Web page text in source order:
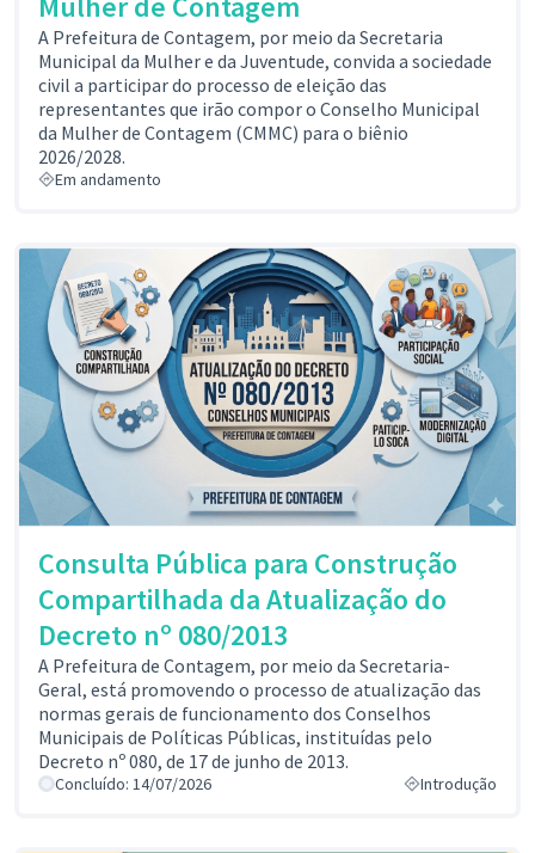
A Prefeitura de Contagem, por meio da Secretaria
Municipal da Mulher e da Juventude, convida a sociedade
civil a participar do processo de eleição das
representantes que irão compor o Conselho Municipal
da Mulher de Contagem (CMMC) para o biênio
2026/2028.
Em andamento
Consulta Pública para Construção
Compartilhada da Atualização do
Decreto nº 080/2013
A Prefeitura de Contagem, por meio da Secretaria-
Geral, está promovendo o processo de atualização das
normas gerais de funcionamento dos Conselhos
Municipais de Políticas Públicas, instituídas pelo
Decreto nº 080, de 17 de junho de 2013.
Concluído: 14/07/2026 Introdução